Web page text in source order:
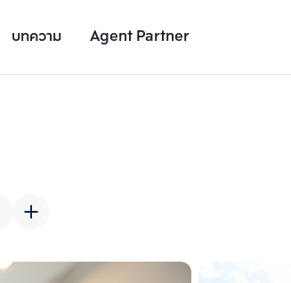
บทความ Agent Partner
รายละเอียดยูนิต